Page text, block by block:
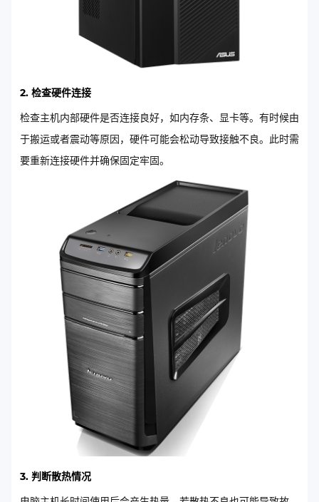
2. 检查硬件连接
检查主机内部硬件是否连接良好，如内存条、显卡等。有时候由
于搬运或者震动等原因，硬件可能会松动导致接触不良。此时需
要重新连接硬件并确保固定牢固。
3. 判断散热情况